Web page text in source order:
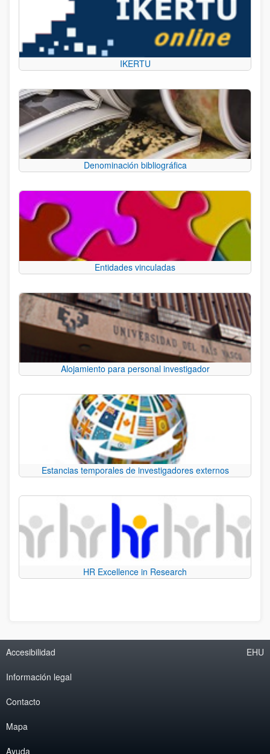
IKERTU
Denominación bibliográfica
Entidades vinculadas
Alojamiento para personal investigador
Estancias temporales de investigadores externos
HR Excellence in Research
Accesibilidad
Información legal
Contacto
Mapa
Ayuda
EHU